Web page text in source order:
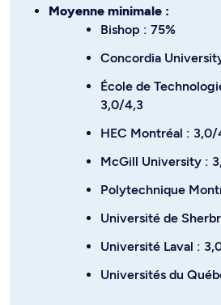
Moyenne minimale :
Bishop : 75%
Concordia
École de
3,0/4,3
HEC Montréal : 3,0/
McGill University :
Polytechnique
Université de
Université Laval :
Universités du